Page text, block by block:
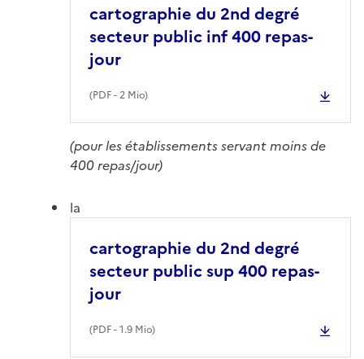
cartographie du 2nd degré
secteur public inf 400 repas-
jour
(PDF- 2 Mio)
(pour les établissements servant moins de
400 repas/jour)
la
cartographie du 2nd degré
secteur public sup 400 repas-
jour
(PDF- 1.9 Mio)